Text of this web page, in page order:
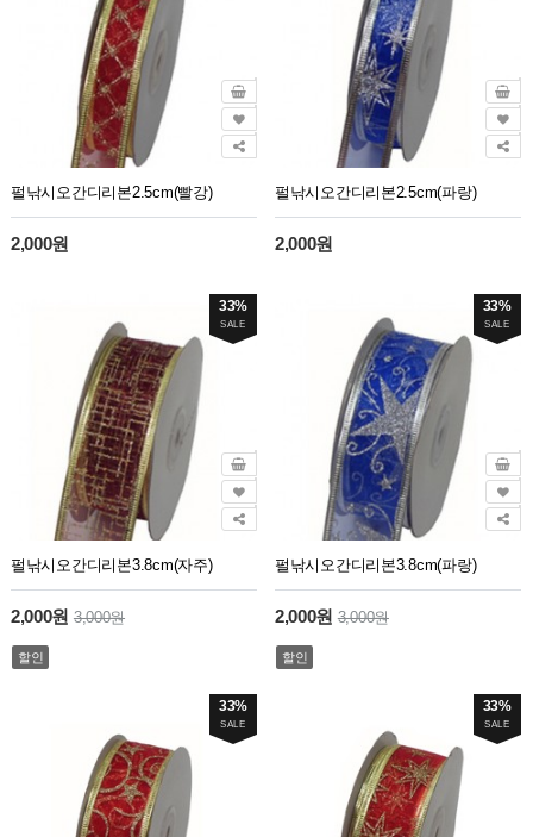
펄낚시오간디리본2.5cm(빨강)
2,000원
펄낚시오간디리본2.5cm(파랑)
2,000원
33%
SALE
펄낚시오간디리본3.8cm(자주)
2,000원 3,000원
할인
33%
SALE
펄낚시오간디리본3.8cm(파랑)
2,000원3,000원
할인
33%
SALE
33%
SALE